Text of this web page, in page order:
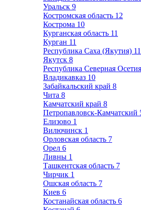
Уральск 9
Костромская область 12
Кострома 10
Курганская область 11
Курган 11
Республика Саха (Якутия) 11
Якутск 8
Республика Северная
Владикавказ 10
Забайкальский край 8
Чита 8
Камчатский край 8
Петропавловск-Камчатский
Елизово 1
Вилючинск 1
Орловская область 7
Орел 6
Ливны 1
Ташкентская область 7
Чирчик 1
Ошская область 7
Киев 6
Костанайская область 6